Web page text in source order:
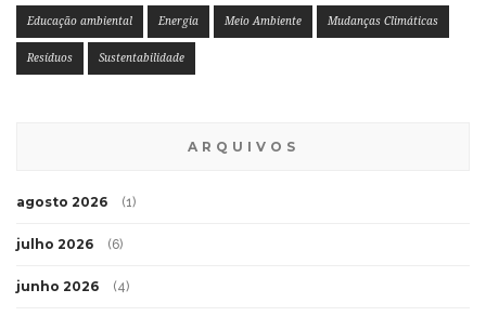
Educação ambiental Energia Meio Ambiente Mudanças Climáticas
Resíduos Sustentabilidade
ARQUIVOS
agosto 2026 (1)
julho 2026 (6)
junho 2026 (4)